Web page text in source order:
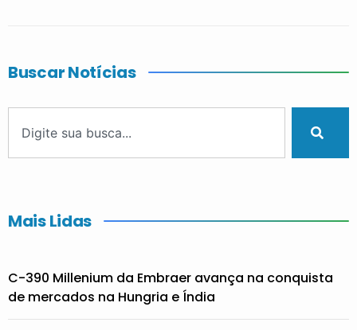
Buscar Notícias
Mais Lidas
C-390 Millenium da Embraer avança na conquista
de mercados na Hungria e Índia